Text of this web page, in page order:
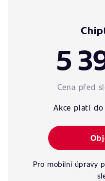
5
Cena před
Akce platí do
Pro mobilní úpravy